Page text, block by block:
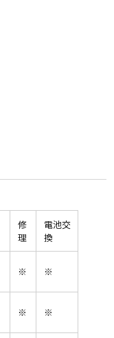
修
理
電池交
換
※ ※
※ ※